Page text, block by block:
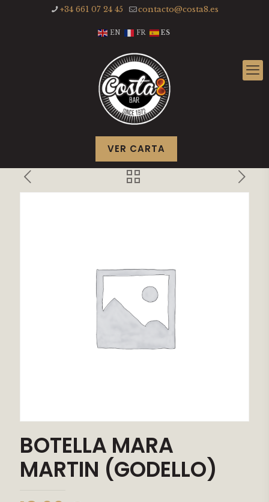
+34 661 07 24 45 contacto@costa8.es
EN FR ES
VER CARTA
BOTELLA MARA
MARTIN (GODELLO)